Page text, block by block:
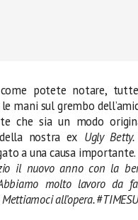
come potete notare,
mani sul grembo
che sia un modo
nostra ex Ugly Betty.
a una causa
il nuovo anno con la
molto lavoro da
all’opera.